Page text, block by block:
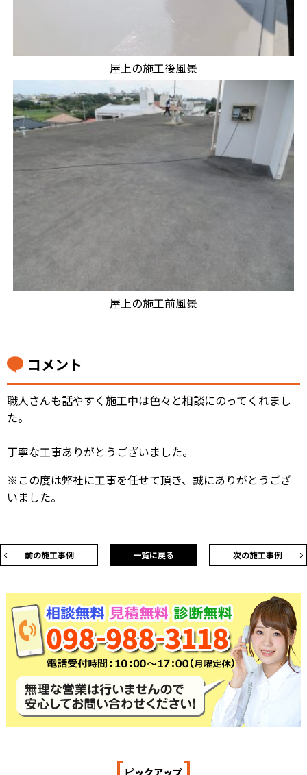
屋上の施工後風景
屋上の施工前風景
コメント
職人さんも話やすく施工中は色々と相談にのってくれまし
た。
丁寧な工事ありがとうございました。
※この度は弊社に工事を任せて頂き、誠にありがとうござ
いました。
前の施工事例 次の施工事例
一覧に戻る